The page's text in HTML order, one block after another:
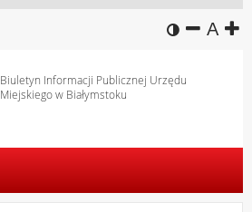
wersja
A
Biuletyn Informacji Publicznej Urzędu
Miejskiego w Białymstoku